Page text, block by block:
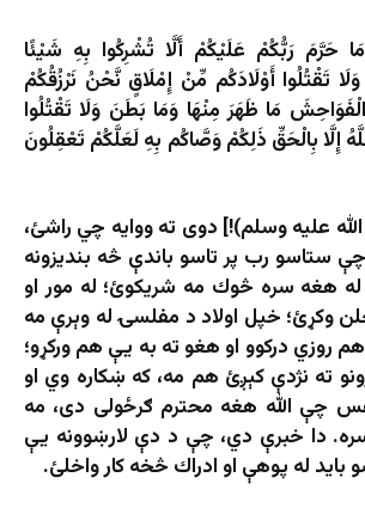
حَرَّمَ رَبُّكُمْ عَلَيْكُمْ أَلَّا تُشْرِكُوا بِهِ شَيْئًا
وَلَا تَقْتُلُوا أَوْلَادَكُم مِّنْ إِمْلَاقٍ نَّحْنُ نَرْزُقُكُمْ
الْفَوَاحِشَ مَا ظَهَرَ مِنْهَا وَمَا بَطَنَ وَلَا تَقْتُلُوا
إِلَّا بِالْحَقِّ ذَلِكُمْ وَصَّاكُم بِهِ لَعَلَّكُمْ تَعْقِلُونَ
عليه وسلم)!] دوى ته ووايه چي راشئ،
ستاسو رب پر تاسو باندې څه بنديزونه
هغه سره څوك مه شريكوئ؛ له مور او
وکړئ؛ خپل اولاد د مفلسۍ له وېرې مه
روزي دركوو او هغو ته به یې هم ورکړو؛
ته نژدې کېږئ هم مه، كه ښكاره وي او
چې الله هغه محترم ګرځولى دى، مه
دا خبرې دي، چې د دې لارښوونه يې
بايد له پوهې او ادراك څخه كار واخلئ.